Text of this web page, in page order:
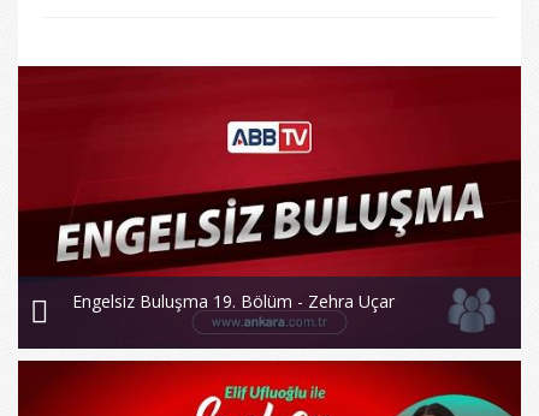
Engelsiz Buluşma 19. Bölüm - Zehra Uçar